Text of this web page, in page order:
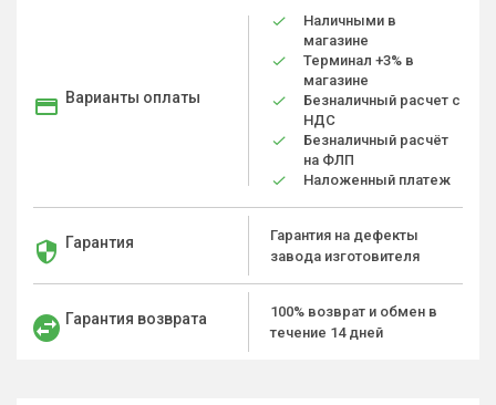
Варианты оплаты
Наличными в
магазине
Терминал +3% в
магазине
Безналичный расчет с
НДС
Безналичный расчёт
на ФЛП
Наложенный платеж
Гарантия
Гарантия на дефекты
завода изготовителя
Гарантия возврата
100% возврат и обмен в
течение 14 дней